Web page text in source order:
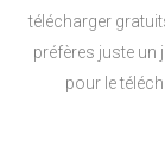
télécharger
préfères juste un
pour le